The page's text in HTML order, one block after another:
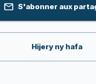
S'abonner aux
Hijery ny hafa